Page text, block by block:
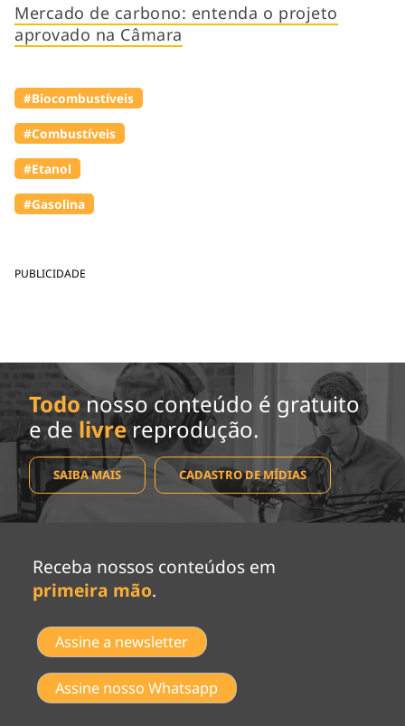
PUBLICIDADE
Mercado de carbono: entenda o projeto
aprovado na Câmara
#Biocombustíveis
#Combustíveis
#Etanol
#Gasolina
Todo nosso conteúdo é gratuito
e de livrereprodução.
SAIBA MAIS CADASTRO DE MÍDIAS
Receba nossos conteúdos em
primeira mão.
Assine a newsletter
Assine nosso Whatsapp